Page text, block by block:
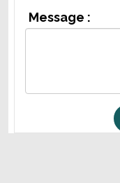
Message :